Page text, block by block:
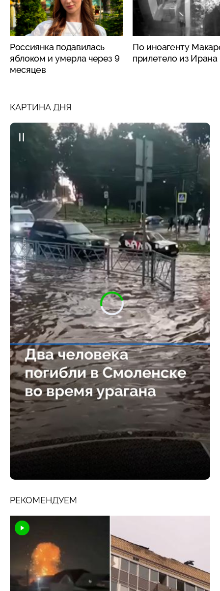
Россиянка подавилась
яблоком и умерла через 9
месяцев
По иноагенту
прилетело из Ирана
КАРТИНА ДНЯ
РЕКОМЕНДУЕМ